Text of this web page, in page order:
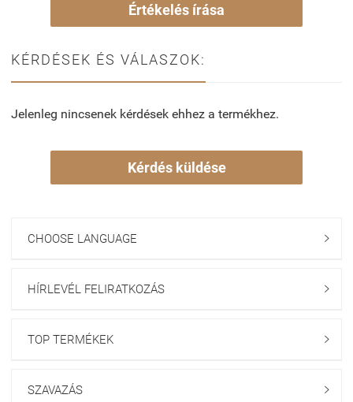
Értékelés írása
KÉRDÉSEK ÉS VÁLASZOK:
Jelenleg nincsenek kérdések ehhez a termékhez.
Kérdés küldése
CHOOSE LANGUAGE 
HÍRLEVÉL FELIRATKOZÁS 
TOP TERMÉKEK 
SZAVAZÁS 